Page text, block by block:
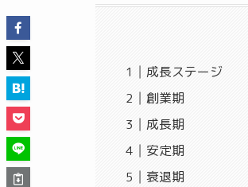
成長ステージ
創業期
成長期
安定期
衰退期